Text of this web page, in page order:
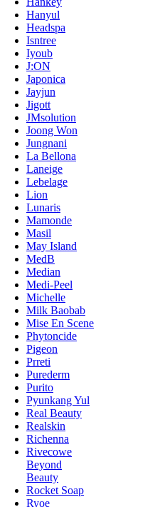
Hanyul
Headspa
Isntree
Iyoub
J:ON
Japonica
Jayjun
Jigott
JMsolution
Joong Won
Jungnani
La Bellona
Laneige
Lebelage
Lion
Lunaris
Mamonde
Masil
May Island
MedB
Median
Medi-Peel
Michelle
Milk Baobab
Mise En Scene
Phytoncide
Pigeon
Prreti
Purederm
Purito
Pyunkang Yul
Real Beauty
Realskin
Richenna
Rivecowe
Beyond
Beauty
Rocket Soap
Ryoe